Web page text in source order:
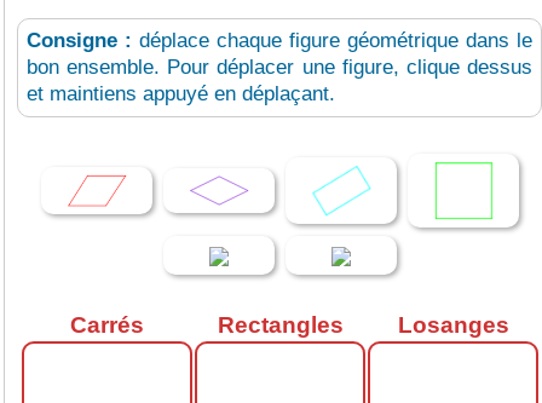
Consigne : déplace chaque figure géométrique dans le
bon ensemble. Pour déplacer une figure, clique dessus
et maintiens appuyé en déplaçant.
Carrés Rectangles Losanges